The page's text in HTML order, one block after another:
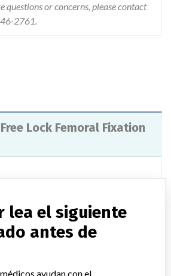
questions or concerns, please contact
2761.
Lock Femoral Fixation
Orthopedic Devices
lea el siguiente
antes de
ayudan con el